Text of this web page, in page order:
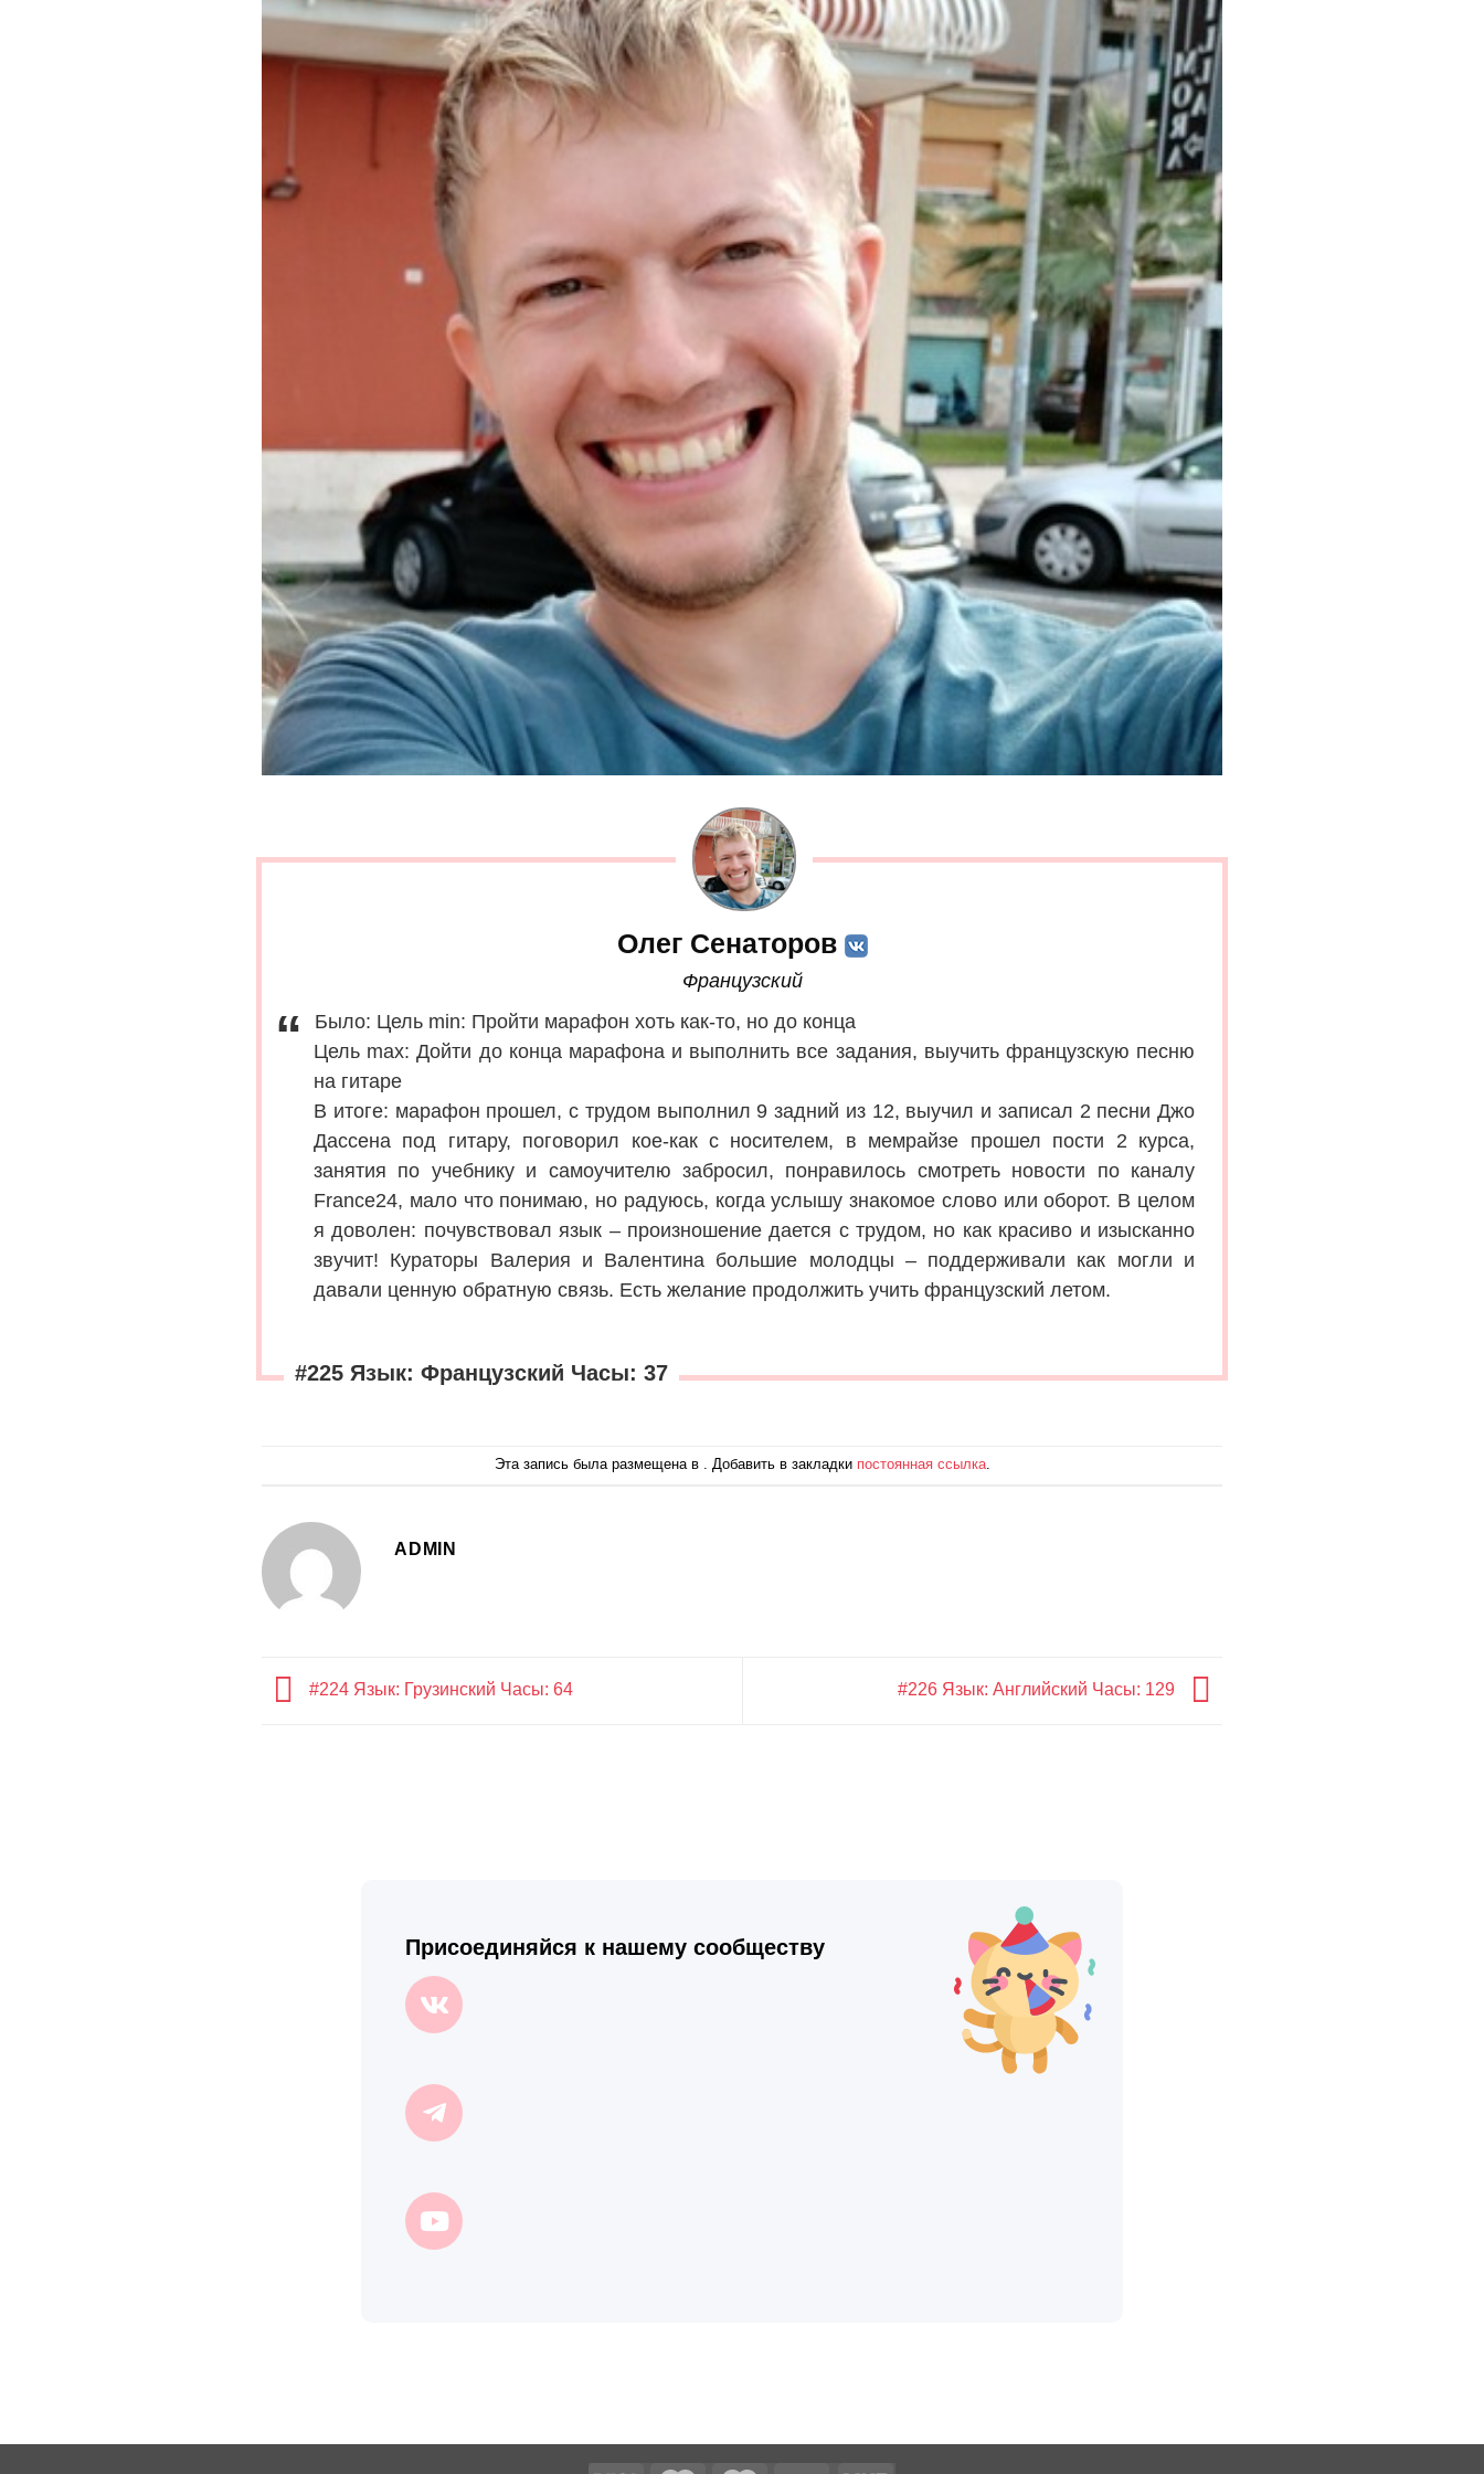
Олег Сенаторов
Французский
Было: Цель min: Пройти марафон хоть как-то, но до конца
Цель max: Дойти до конца марафона и выполнить все задания, выучить французскую песню
на гитаре
В итоге: марафон прошел, с трудом выполнил 9 задний из 12, выучил и записал 2 песни Джо
Дассена под гитару, поговорил кое-как с носителем, в мемрайзе прошел пости 2 курса,
занятия по учебнику и самоучителю забросил, понравилось смотреть новости по каналу
France24, мало что понимаю, но радуюсь, когда услышу знакомое слово или оборот. В целом
я доволен: почувствовал язык – произношение дается с трудом, но как красиво и изысканно
звучит! Кураторы Валерия и Валентина большие молодцы – поддерживали как могли и
давали ценную обратную связь. Есть желание продолжить учить французский летом.
#225 Язык: Французский Часы: 37
Эта запись была размещена в . Добавить в закладки постоянная ссылка.
ADMIN
#224 Язык: Грузинский Часы: 64 #226 Язык: Английский Часы: 129
Присоединяйся к нашему сообществу